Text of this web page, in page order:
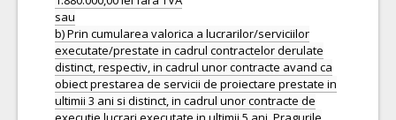
sau
b) Prin cumularea valorica a lucrarilor/serviciilor
executate/prestate in cadrul contractelor derulate
distinct, respectiv, in cadrul unor contracte avand ca
obiect prestarea de servicii de proiectare prestate in
ultimii 3 ani si distinct, in cadrul unor contracte de